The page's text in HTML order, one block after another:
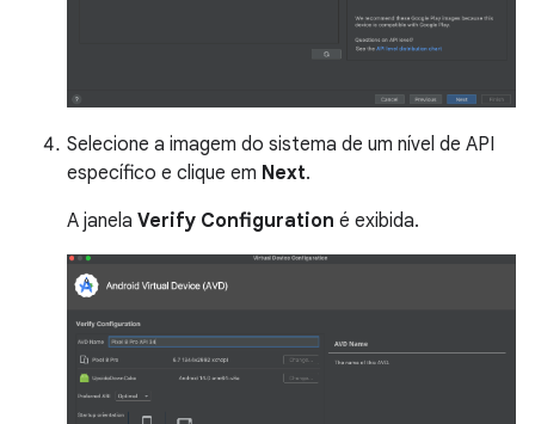
Selecione a imagem do sistema de um nível de API
específico e clique em Next.
A janela Verify Configuration é exibida.